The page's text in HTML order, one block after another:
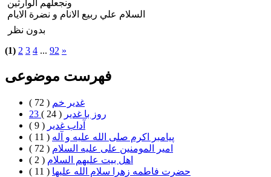
ونجعلهم الوارثين
السلام علي ربيع الانام و نضرة الايام
بدون نظر
(1) 2 3 4 ... 92 »
فهرست موضوعی
غدیر خم ( 72 )
23 روز با غدير ( 24 )
آداب غدیر ( 9 )
پیامبر اکرم صلی الله علیه و آله ( 11 )
امیر المومنین علی علیه السلام ( 72 )
اهل بيت علیهم السلام ( 2 )
حضرت فاطمه زهرا سلام الله علیها ( 11 )